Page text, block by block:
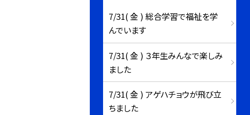
7/31( 金 ) 総合学習で福祉を学
んでいます
7/31( 金 ) ３年生みんなで楽しみ
ました
7/31( 金 ) アゲハチョウが飛び立
ちました